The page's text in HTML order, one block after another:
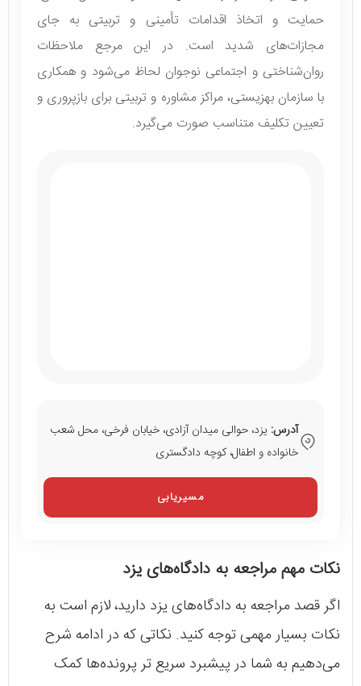
حمایت و اتخاذ اقدامات تأمینی و تربیتی به جای
مجازات‌های شدید است. در این مرجع ملاحظات
روان‌شناختی و اجتماعی نوجوان لحاظ می‌شود و همکاری
با سازمان بهزیستی، مراکز مشاوره و تربیتی برای بازپروری و
تعیین تکلیف متناسب صورت می‌گیرد.
آدرس: یزد، حوالی میدان آزادی، خیابان فرخی، محل شعب
خانواده و اطفال، کوچه دادگستری
مسیریابی
نکات مهم مراجعه به دادگاه‌های یزد
اگر قصد مراجعه به دادگاه‌های یزد دارید، لازم است به
نکات بسیار مهمی توجه کنید. نکاتی که در ادامه شرح
می‌دهیم به شما در پیشبرد سریع تر پرونده‌ها کمک